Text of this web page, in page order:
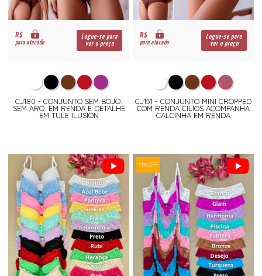
R$
para atacado
Logue-se para
ver o preço
CJ180 - CONJUNTO SEM BOJO.
SEM ARO. EM RENDA E DETALHE
EM TULE ILUSION
R$
para atacado
Logue-se para
ver o preço
CJ151 - CONJUNTO MINI CROPPED
COM RENDA CÍLIOS ACOMPANHA
CALCINHA EM RENDA
11% OFF